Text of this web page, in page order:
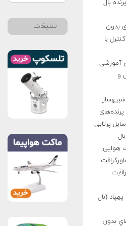
بال
بدون
با
آموزشی
و
شبیه­ساز
پرتابی
هوایی
(بال
بدون
تبلیغات